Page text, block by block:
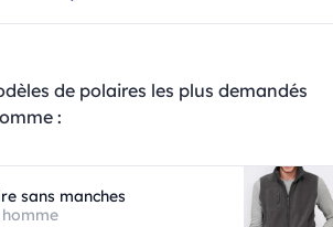
de polaires les plus demandés
:
sans manches